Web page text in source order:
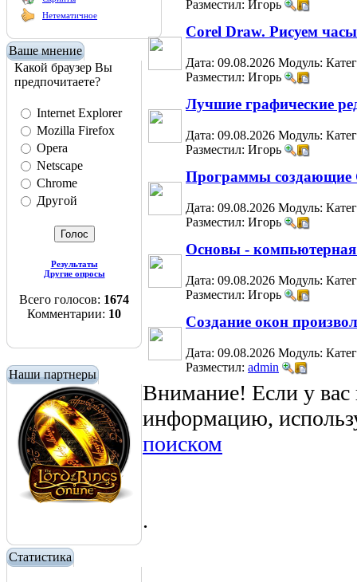
Нетематичное
Ваше мнение
Какой браузер Вы
предпочитаете?
Internet Explorer
Mozilla Firefox
Opera
Netscape
Chrome
Другой
Результаты
Другие опросы
Всего голосов: 1674
Комментарии: 10
Наши партнеры
Статистика
Разместил: Игорь
Corel Draw. Рисуем
Дата: 09.08.2026 Модуль:
Разместил: Игорь
Лучшие графические
Дата: 09.08.2026 Модуль:
Разместил: Игорь
Программы создающие
Дата: 09.08.2026 Модуль:
Разместил: Игорь
Основы -
Дата: 09.08.2026 Модуль:
Разместил: Игорь
Создание окон
Дата: 09.08.2026 Модуль:
Разместил: admin
Внимание! Если у
информацию,
поиском
.